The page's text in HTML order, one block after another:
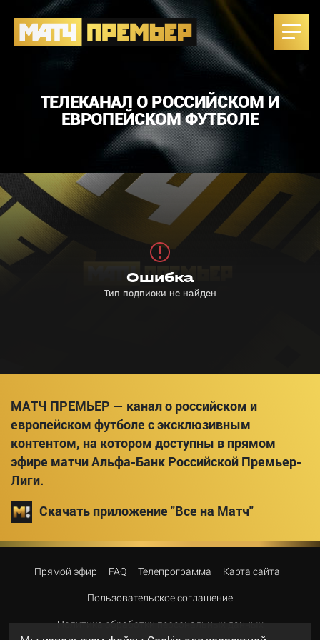
ТЕЛЕКАНАЛ О РОССИЙСКОМ И
ЕВРОПЕЙСКОМ ФУТБОЛЕ
МАТЧ ПРЕМЬЕР — канал о российском и
европейском футболе с эксклюзивным
контентом, на котором доступны в прямом
эфире матчи Альфа-Банк Российской Премьер-
Лиги.
Скачать приложение "Все на Матч"
Прямой эфир FAQ Телепрограмма Карта сайта
Пользовательское соглашение
Политика обработки персональных данных